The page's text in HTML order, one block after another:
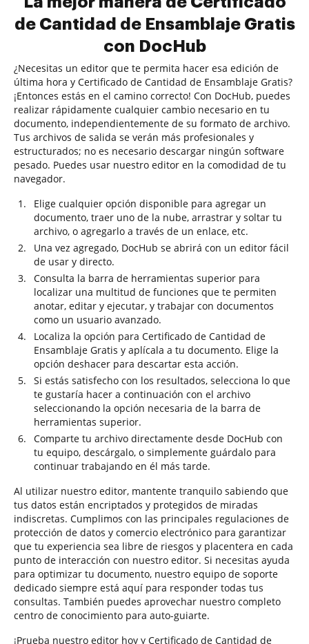
de Cantidad de Ensamblaje Gratis
con DocHub
¿Necesitas un editor que te permita hacer esa edición de
última hora y Certificado de Cantidad de Ensamblaje Gratis?
¡Entonces estás en el camino correcto! Con DocHub, puedes
realizar rápidamente cualquier cambio necesario en tu
documento, independientemente de su formato de archivo.
Tus archivos de salida se verán más profesionales y
estructurados; no es necesario descargar ningún software
pesado. Puedes usar nuestro editor en la comodidad de tu
navegador.
Elige cualquier opción disponible para agregar un
documento, traer uno de la nube, arrastrar y soltar tu
archivo, o agregarlo a través de un enlace, etc.
Una vez agregado, DocHub se abrirá con un editor fácil
de usar y directo.
Consulta la barra de herramientas superior para
localizar una multitud de funciones que te permiten
anotar, editar y ejecutar, y trabajar con documentos
como un usuario avanzado.
Localiza la opción para Certificado de Cantidad de
Ensamblaje Gratis y aplícala a tu documento. Elige la
opción deshacer para descartar esta acción.
Si estás satisfecho con los resultados, selecciona lo que
te gustaría hacer a continuación con el archivo
seleccionando la opción necesaria de la barra de
herramientas superior.
Comparte tu archivo directamente desde DocHub con
tu equipo, descárgalo, o simplemente guárdalo para
continuar trabajando en él más tarde.
Al utilizar nuestro editor, mantente tranquilo sabiendo que
tus datos están encriptados y protegidos de miradas
indiscretas. Cumplimos con las principales regulaciones de
protección de datos y comercio electrónico para garantizar
que tu experiencia sea libre de riesgos y placentera en cada
punto de interacción con nuestro editor. Si necesitas ayuda
para optimizar tu documento, nuestro equipo de soporte
dedicado siempre está aquí para responder todas tus
consultas. También puedes aprovechar nuestro completo
centro de conocimiento para auto-guiarte.
¡Prueba nuestro editor hoy y Certificado de Cantidad de